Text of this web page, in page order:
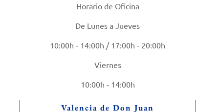
Horario de Oficina
De Lunes a Jueves
10:00h - 14:00h / 17:00h - 20:00h
Viernes
10:00h - 14:00h
Valencia de Don Juan